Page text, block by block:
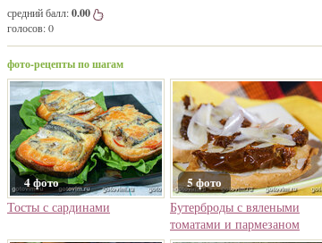
средний балл:0.00
голосов:0
фото-рецепты по шагам
4 фото
Тосты с сардинами
5 фото
Бутерброды с вялеными
томатами и пармезаном